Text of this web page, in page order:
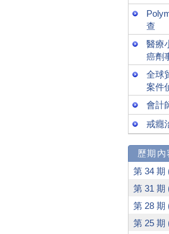
查
醫療
癌劑
全球
案件
會計
戒癮
歷期內
第 34 期
第 31 期
第 28 期
第 25 期